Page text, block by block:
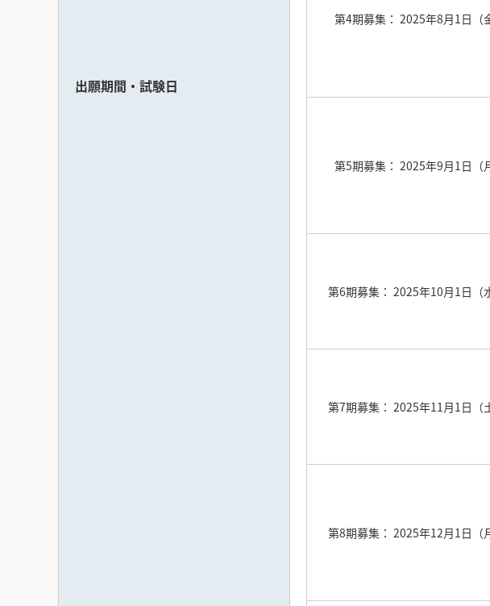
出願期間・試験日
第4期募集： 2025年8月1日（
第5期募集： 2025年9月1日（
第6期募集： 2025年10月1日（
第7期募集： 2025年11月1日（
第8期募集： 2025年12月1日（